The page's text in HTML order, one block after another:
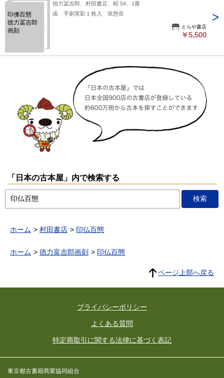
印佛百態
徳力冨吉郎
画刻
徳力冨吉郎、村田書店、昭 54、1冊
函 手刷実影１枚入 状態良
とらや書店
￥5,500
「日本の古本屋」内で検索する
ホーム 村田書店 印仏百態
ホーム 徳力富吉郎画刻 印仏百態
ページ上部へ戻る
プライバシーポリシー
よくある質問
特定商取引に関する法律に基づく表記
東京都古書籍商業協同組合